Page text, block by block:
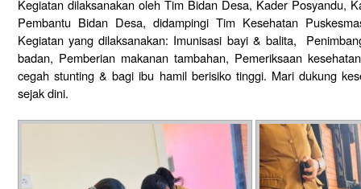
Kegiatan dilaksanakan oleh Tim Bidan Desa, Kader Posyandu,
Pembantu Bidan Desa, didampingi Tim Kesehatan
Kegiatan yang dilaksanakan: Imunisasi bayi & balita,
badan, Pemberian makanan tambahan, Pemeriksaan
cegah stunting & bagi ibu hamil berisiko tinggi. Mari dukung
sejak dini.